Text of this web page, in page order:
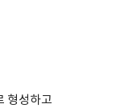
형성하고